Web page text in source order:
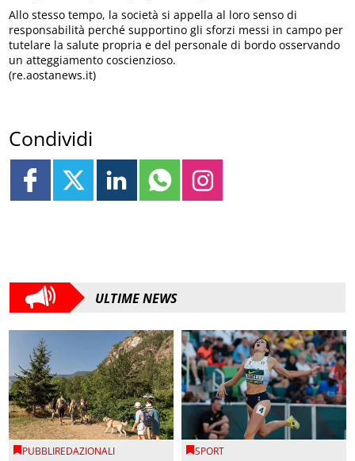
Allo stesso tempo, la società si appella al loro senso di
responsabilità perché supportino gli sforzi messi in campo per
tutelare la salute propria e del personale di bordo osservando
un atteggiamento coscienzioso.
(re.aostanews.it)
Condividi
ULTIME NEWS
PUBBLIREDAZIONALI SPORT